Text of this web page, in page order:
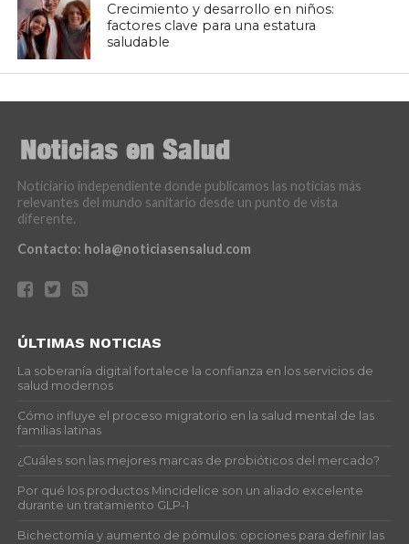
Crecimiento y desarrollo en niños:
factores clave para una estatura
saludable
Noticiario independiente donde publicamos las noticias más
relevantes del mundo sanitario desde un punto de vista
diferente.
Contacto: hola@noticiasensalud.com
ÚLTIMAS NOTICIAS
La soberanía digital fortalece la confianza en los servicios de
salud modernos
Cómo influye el proceso migratorio en la salud mental de las
familias latinas
¿Cuáles son las mejores marcas de probióticos del mercado?
Por qué los productos Mincidelice son un aliado excelente
durante un tratamiento GLP-1
Bichectomía y aumento de pómulos: opciones para definir las